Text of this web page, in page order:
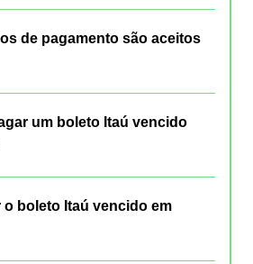
de pagamento são aceitos
um boleto Itaú vencido
o boleto Itaú vencido em